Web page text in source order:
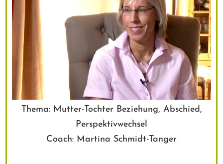
Thema: Mutter-Tochter Beziehung, Abschied,
Perspektivwechsel
Coach: Martina Schmidt-Tanger